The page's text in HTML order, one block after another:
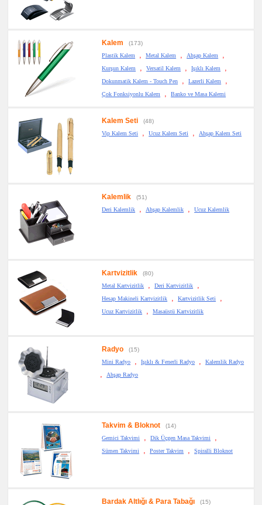
Kalem
(173)
Plastik Kalem
, Metal Kalem , Ahşap Kalem ,
Kurşun Kalem , Versatil Kalem , Işıklı Kalem ,
Dokunmatik Kalem - Touch Pen , Lazerli Kalem ,
Çok Fonksiyonlu Kalem , Banko ve Masa Kalemi
Kalem Seti
(48)
Vip Kalem Seti
, Ucuz Kalem Seti , Ahşap Kalem Seti
Kalemlik
(51)
Deri Kalemlik
, Ahşap Kalemlik , Ucuz Kalemlik
Kartvizitlik
(80)
Metal Kartvizitlik
, Deri Kartvizitlik ,
Hesap Makineli Kartvizitlik , Kartvizitlik Seti ,
Ucuz Kartvizitlik , Masaüstü Kartvizitlik
Radyo
(15)
Mini Radyo
, Işıklı & Fenerli Radyo , Kalemlik Radyo
, Ahşap Radyo
Takvim & Bloknot
(14)
Gemici Takvimi
, Dik Üçgen Masa Takvimi ,
Sümen Takvimi , Poster Takvim , Spiralli Bloknot
Bardak Altlığı & Para Tabağı
(15)